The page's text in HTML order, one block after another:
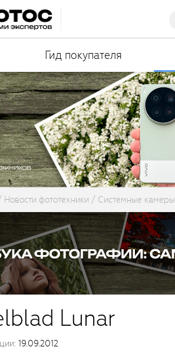
Гид покупателя
Новости фототехники Системные камеры
Lunar
19.09.2012